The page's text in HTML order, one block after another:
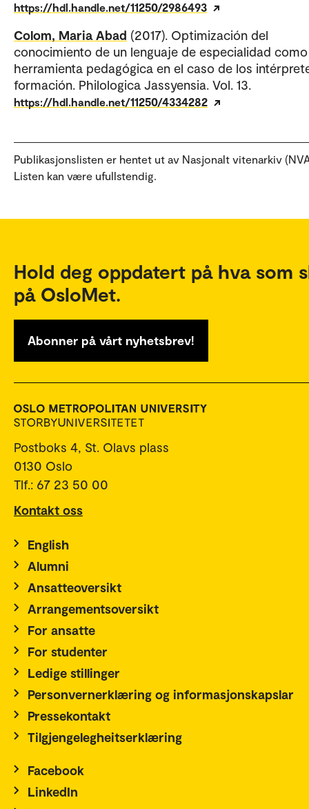
https://hdl.handle.net/11250/2986493
Colom, Maria Abad (2017). Optimización del
conocimiento de un lenguaje de especialidad como
herramienta pedagógica en el caso de los
formación. Philologica Jassyensia. Vol. 13.
https://hdl.handle.net/11250/4334282
Publikasjonslisten er hentet ut av Nasjonalt vitenarkiv
Listen kan være ufullstendig.
Hold deg oppdatert på hva som
på OsloMet.
Abonner på vårt nyhetsbrev!
Postboks 4, St. Olavs plass
0130 Oslo
Tlf.: 67 23 50 00
Kontakt oss
English
Alumni
Ansatteoversikt
Arrangementsoversikt
For ansatte
For studenter
Ledige stillinger
Personvernerklæring og informasjonskapslar
Pressekontakt
Tilgjengelegheitserklæring
Facebook
LinkedIn